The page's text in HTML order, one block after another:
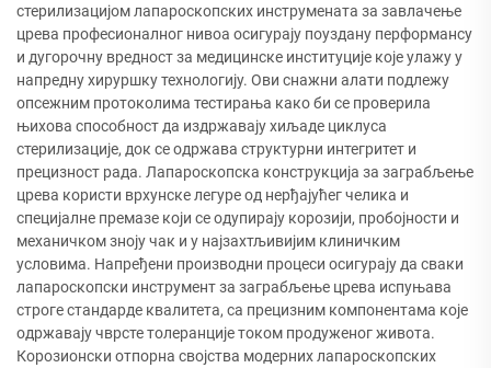
стерилизацијом лапароскопских инструмената за завлачење
црева професионалног нивоа осигурају поуздану перформансу
и дугорочну вредност за медицинске институције које улажу у
напредну хируршку технологију. Ови снажни алати подлежу
опсежним протоколима тестирања како би се проверила
њихова способност да издржавају хиљаде циклуса
стерилизације, док се одржава структурни интегритет и
прецизност рада. Лапароскопска конструкција за заграбљење
црева користи врхунске легуре од нерђајућег челика и
специјалне премазе који се одупирају корозији, пробојности и
механичком зноју чак и у најзахтљивијим клиничким
условима. Напређени производни процеси осигурају да сваки
лапароскопски инструмент за заграбљење црева испуњава
строге стандарде квалитета, са прецизним компонентама које
одржавају чврсте толеранције током продуженог живота.
Корозионски отпорна својства модерних лапароскопских